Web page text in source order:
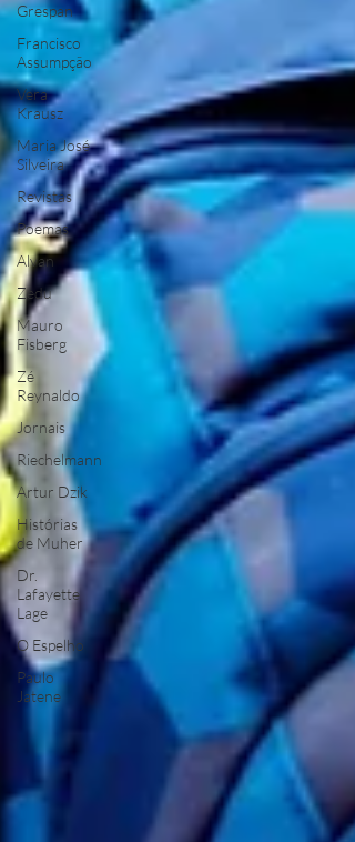
Grespan
Francisco
Assumpção
Vera
Krausz
Maria José
Silveira
Revistas
Poemas
Alvan
Zedu
Mauro
Fisberg
Zé
Reynaldo
Jornais
Riechelmann
Artur Dzik
Histórias
de Muher
Dr.
Lafayette
Lage
O Espelho
Paulo
Jatene